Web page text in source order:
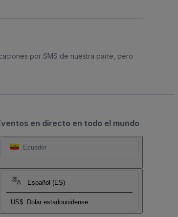
por SMS de nuestra parte, pero
en directo en todo el mundo
Ecuador
Español (ES)
US$ Dolar estadounidense